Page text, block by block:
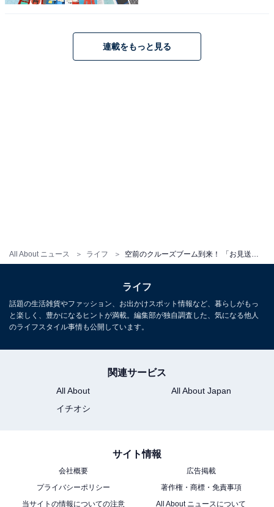
All About ニュース ライフ
能登半島地震で甚大な被害を受けた北陸を応
全国の港では、北陸の観光動画を放映し、資料を置くな
ど、北陸復興を応援。クルーズ船の船内でも、輪島塗な
船三井クルーズ）など、さまざまな取り組みが始まって
連載をもっと見る
ライフ
話題の生活雑貨やファッション、お出かけスポット情報など、暮らしがもっ
と楽しく、豊かになるヒントが満載。編集部が独自調査した、気になる他人
のライフスタイル事情も公開しています。
関連サービス
All About
All About Japan
イチオシ
サイト情報
会社概要
広告掲載
プライバシーポリシー
著作権・商標・免責事項
当サイトの情報についての注意
All About ニュースについて